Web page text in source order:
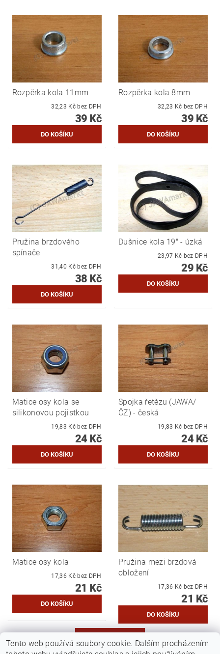
Rozpěrka kola 11mm
32,23 Kč bez DPH
39 Kč
Rozpěrka kola 8mm
32,23 Kč bez DPH
39 Kč
Pružina brzdového
spínače
31,40 Kč bez DPH
38 Kč
Dušnice kola 19" - úzká
23,97 Kč bez DPH
29 Kč
Matice osy kola se
silikonovou pojistkou
19,83 Kč bez DPH
24 Kč
Spojka řetězu (JAWA/
ČZ) - česká
19,83 Kč bez DPH
24 Kč
Matice osy kola
17,36 Kč bez DPH
21 Kč
Pružina mezi brzdová
obložení
17,36 Kč bez DPH
21 Kč
Tento web používá soubory cookie. Dalším procházením